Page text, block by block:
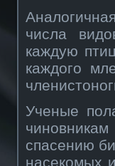
числа
каждую
каждого
Ученые
спасению
насекомых